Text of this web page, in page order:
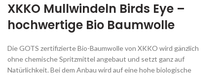
XKKO Mullwindeln Birds Eye –
hochwertige Bio Baumwolle
Die GOTS zertifizierte Bio-Baumwolle von XKKO wird gänzlich
ohne chemische Spritzmittel angebaut und setzt ganz auf
Natürlichkeit. Bei dem Anbau wird auf eine hohe biologische